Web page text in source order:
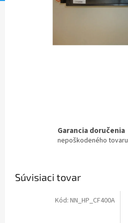
Garancia doručenia
nepoškodeného tovaru
Súvisiaci tovar
Kód: NN_HP_CF400A